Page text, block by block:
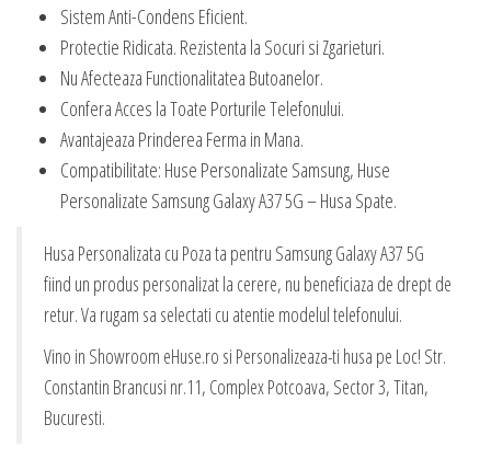
Sistem Anti-Condens Eficient.
Protectie Ridicata. Rezistenta la Socuri si Zgarieturi.
Nu Afecteaza Functionalitatea Butoanelor.
Confera Acces la Toate Porturile Telefonului.
Avantajeaza Prinderea Ferma in Mana.
Compatibilitate: Huse Personalizate Samsung, Huse
Personalizate Samsung Galaxy A37 5G – Husa Spate.
Husa Personalizata cu Poza ta pentru Samsung Galaxy A37 5G
fiind un produs personalizat la cerere, nu beneficiaza de drept de
retur. Va rugam sa selectati cu atentie modelul telefonului.
Vino in Showroom eHuse.ro si Personalizeaza-ti husa pe Loc! Str.
Constantin Brancusi nr.11, Complex Potcoava, Sector 3, Titan,
Bucuresti.